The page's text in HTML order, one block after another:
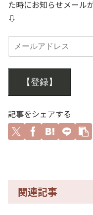
た時にお知らせメール
⇩
【登録】
記事をシェアする
関連記事